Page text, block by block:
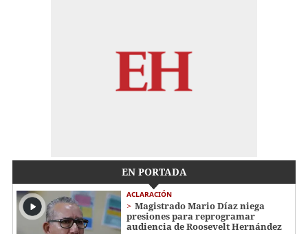
EN PORTADA
ACLARACIÓN
Magistrado Mario Díaz niega
presiones para reprogramar
audiencia de Roosevelt Hernández